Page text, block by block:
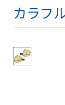
カラフ